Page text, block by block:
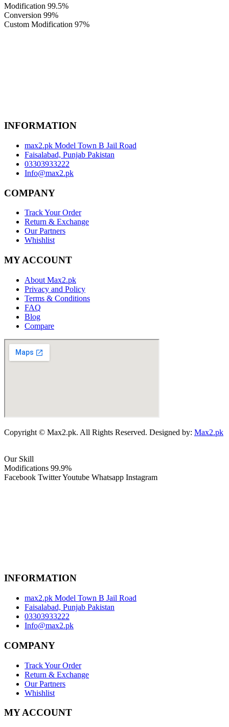
Modification 99.5%
Conversion 99%
Custom Modification 97%
INFORMATION
max2.pk Model Town B Jail Road
Faisalabad, Punjab Pakistan
03303933222
Info@max2.pk
COMPANY
Track Your Order
Return & Exchange
Our Partners
Whishlist
MY ACCOUNT
About Max2.pk
Privacy and Policy
Terms & Conditions
FAQ
Blog
Compare
Copyright © Max2.pk. All Rights Reserved. Designed by: Max2.pk
Our Skill
Modifications 99.9%
Facebook TwitterYoutube Whatsapp Instagram
INFORMATION
max2.pk Model Town B Jail Road
Faisalabad, Punjab Pakistan
03303933222
Info@max2.pk
COMPANY
Track Your Order
Return & Exchange
Our Partners
Whishlist
MY ACCOUNT